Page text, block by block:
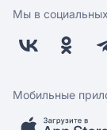
Поставщикам
Заводчикам
Обратная связь
Оплата
Бонусная
Скидки и акции
Мы в
Мобильные